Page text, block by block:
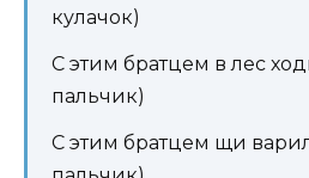
кулачок)
С этим братцем в лес
пальчик)
С этим братцем щи